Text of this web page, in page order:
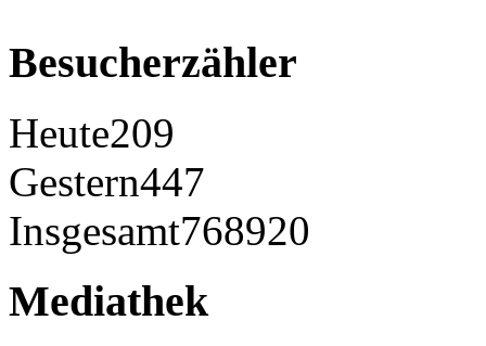
Besucherzähler
Heute209
Gestern447
Insgesamt768920
Mediathek